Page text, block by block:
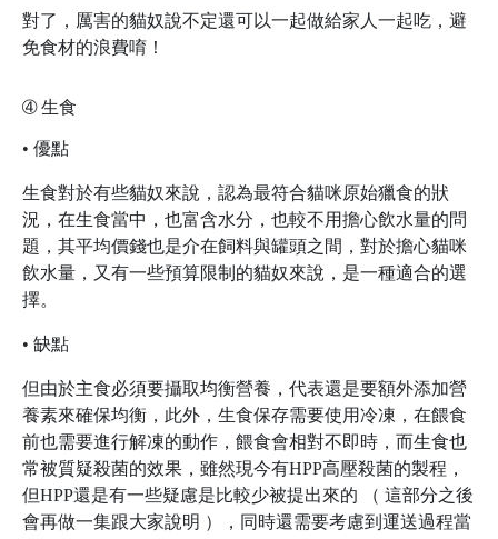
對了，厲害的貓奴說不定還可以一起做給家人一起吃，避
免食材的浪費唷！
➃生食
• 優點
生食對於有些貓奴來說，認為最符合貓咪原始獵食的狀
況，在生食當中，也富含水分，也較不用擔心飲水量的問
題，其平均價錢也是介在飼料與罐頭之間，對於擔心貓咪
飲水量，又有一些預算限制的貓奴來說，是一種適合的選
擇。
• 缺點
但由於主食必須要攝取均衡營養，代表還是要額外添加營
養素來確保均衡，此外，生食保存需要使用冷凍，在餵食
前也需要進行解凍的動作，餵食會相對不即時，而生食也
常被質疑殺菌的效果，雖然現今有HPP高壓殺菌的製程，
但HPP還是有一些疑慮是比較少被提出來的 （ 這部分之後
會再做一集跟大家說明 ），同時還需要考慮到運送過程當